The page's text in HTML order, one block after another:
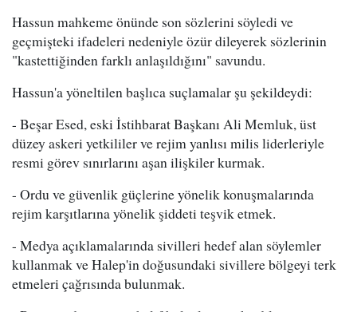
Hassun mahkeme önünde son sözlerini söyledi ve
geçmişteki ifadeleri nedeniyle özür dileyerek sözlerinin
"kastettiğinden farklı anlaşıldığını" savundu.
Hassun'a yöneltilen başlıca suçlamalar şu şekildeydi:
- Beşar Esed, eski İstihbarat Başkanı Ali Memluk, üst
düzey askeri yetkililer ve rejim yanlısı milis liderleriyle
resmi görev sınırlarını aşan ilişkiler kurmak.
- Ordu ve güvenlik güçlerine yönelik konuşmalarında
rejim karşıtlarına yönelik şiddeti teşvik etmek.
- Medya açıklamalarında sivilleri hedef alan söylemler
kullanmak ve Halep'in doğusundaki sivillere bölgeyi terk
etmeleri çağrısında bulunmak.